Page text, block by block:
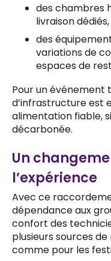
des chambres
livraison dédiés,
des
variations de
espaces de
Pour un
d’infrastructure est
alimentation fiable,
décarbonée.
Un
l’expérience
Avec ce
dépendance aux
confort des
plusieurs sources
comme pour les